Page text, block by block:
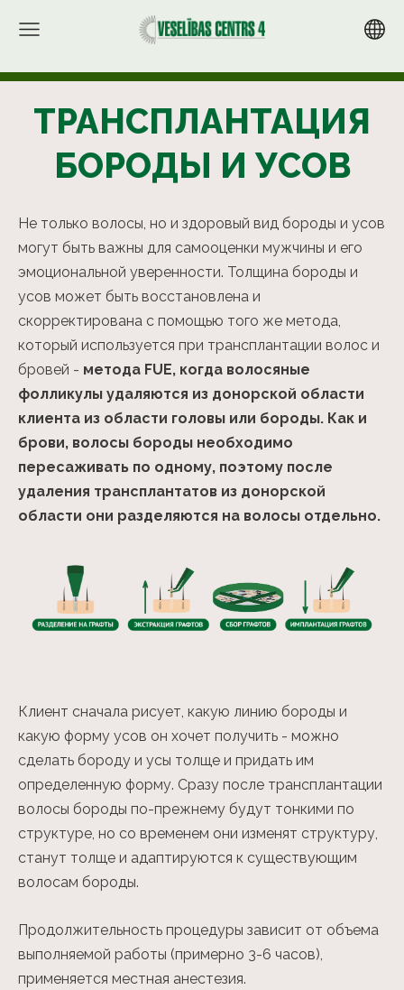
ТРАНСПЛАНТАЦИЯ
БОРОДЫ И УСОВ
Не только волосы, но и здоровый вид бороды и усов
могут быть важны для самооценки мужчины и его
эмоциональной уверенности. Толщина бороды и
усов может быть восстановлена и
скорректирована с помощью того же метода,
который используется при трансплантации волос и
бровей - метода FUE, когда волосяные
фолликулы удаляются из донорской области
клиента из области головы или бороды. Как и
брови, волосы бороды необходимо
пересаживать по одному, поэтому после
удаления трансплантатов из донорской
области они разделяются на волосы отдельно.
Клиент сначала рисует, какую линию бороды и
какую форму усов он хочет получить - можно
сделать бороду и усы толще и придать им
определенную форму. Сразу после трансплантации
волосы бороды по-прежнему будут тонкими по
структуре, но со временем они изменят структуру,
станут толще и адаптируются к существующим
волосам бороды.
Продолжительность процедуры зависит от объема
выполняемой работы (примерно 3-6 часов),
применяется местная анестезия.